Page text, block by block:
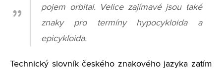
pojem orbital. Velice zajímavé jsou také
znaky pro termíny hypocykloida a
epicykloida.
Technický slovník českého znakového jazyka zatím